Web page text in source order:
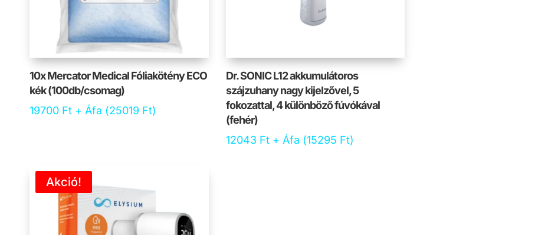
10x Mercator Medical Fóliakötény ECO
kék (100db/csomag)
19700 Ft + Áfa (25019 Ft)
Dr. SONIC L12 akkumulátoros
szájzuhany nagy kijelzővel, 5
fokozattal, 4 különböző fúvókával
(fehér)
12043 Ft + Áfa (15295 Ft)
Akció!